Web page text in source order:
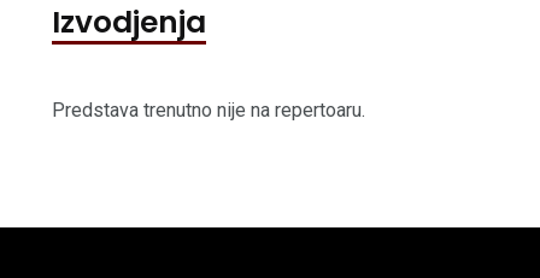
Izvodjenja
Predstava trenutno nije na repertoaru.